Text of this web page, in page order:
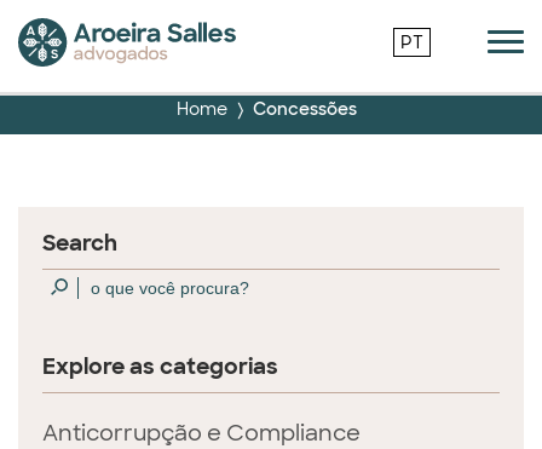
PT
Home Concessões
Search
Explore as categorias
Anticorrupção e Compliance